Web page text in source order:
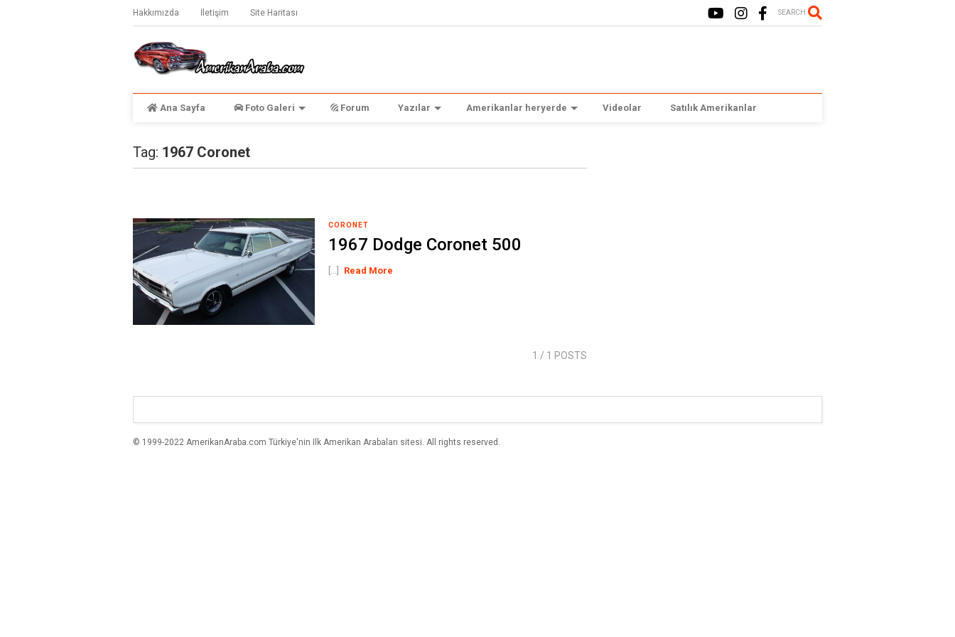
Hakkımızda İletişim Site Haritası SEARCH
Ana Sayfa Foto Galeri Forum Yazılar Amerikanlar heryerde Videolar Satılık Amerikanlar
Tag: 1967 Coronet
CORONET
1967 Dodge Coronet 500
[...] Read More
1 / 1 POSTS
© 1999-2022 AmerikanAraba.com Türkiye'nin Ilk Amerikan Arabaları sitesi. All rights reserved.